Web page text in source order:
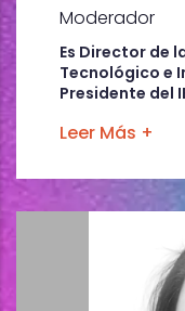
Moderador
Es Director de
Tecnológico e
Presidente del
Leer Más +